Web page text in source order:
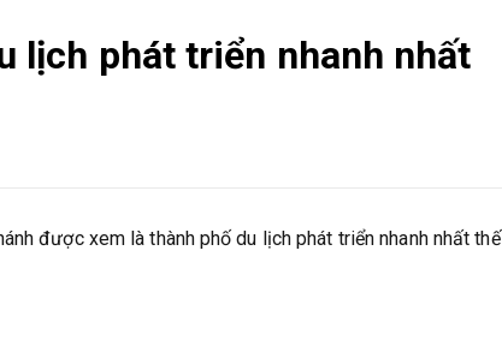
lịch phát triển nhanh nhất
được xem là thành phố du lịch phát triển nhanh nhất thế